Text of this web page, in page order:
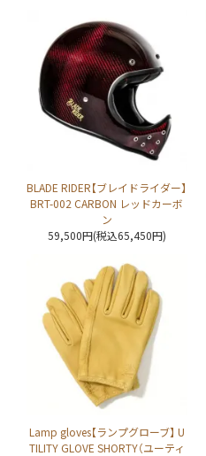
BLADE RIDER【ブレイドライダー】
BRT-002 CARBON レッドカーボ
ン
59,500円(税込65,450円)
Lamp gloves【ランプグローブ】 U
TILITY GLOVE SHORTY（ユーティ